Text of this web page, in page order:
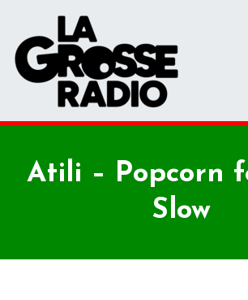
Atili – Popcorn
Slow